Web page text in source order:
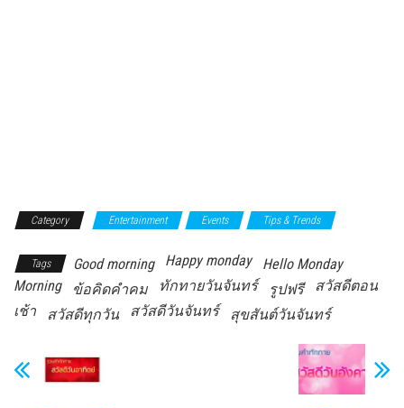
Category Entertainment Events Tips & Trends
Tags Good morning Happy monday
Hello Monday
Morning
ข้อคิดคำคม ทักทายวันจันทร์ รูปฟรี
สวัสดีตอน
เช้า
สวัสดีทุกวัน สวัสดีวันจันทร์ สุขสันต์วันจันทร์